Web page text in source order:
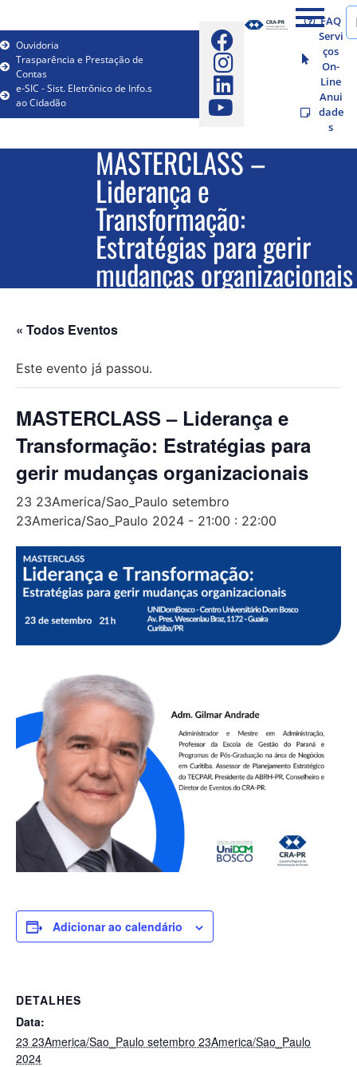
Ouvidoria
Trasparência e Prestação de
Contas
e-SIC - Sist. Eletrônico de Info.s
ao Cidadão
FAQ
Servi
ços
On-
Line
Anui
dade
s
MASTERCLASS –
Liderança e
Transformação:
Estratégias para gerir
mudanças organizacionais
« Todos Eventos
Este evento já passou.
MASTERCLASS – Liderança e
Transformação: Estratégias para
gerir mudanças organizacionais
23 23America/Sao_Paulo setembro
23America/Sao_Paulo 2024 - 21:00 : 22:00
Adicionar ao calendário
DETALHES
Data:
23 23America/Sao_Paulo setembro 23America/Sao_Paulo
2024